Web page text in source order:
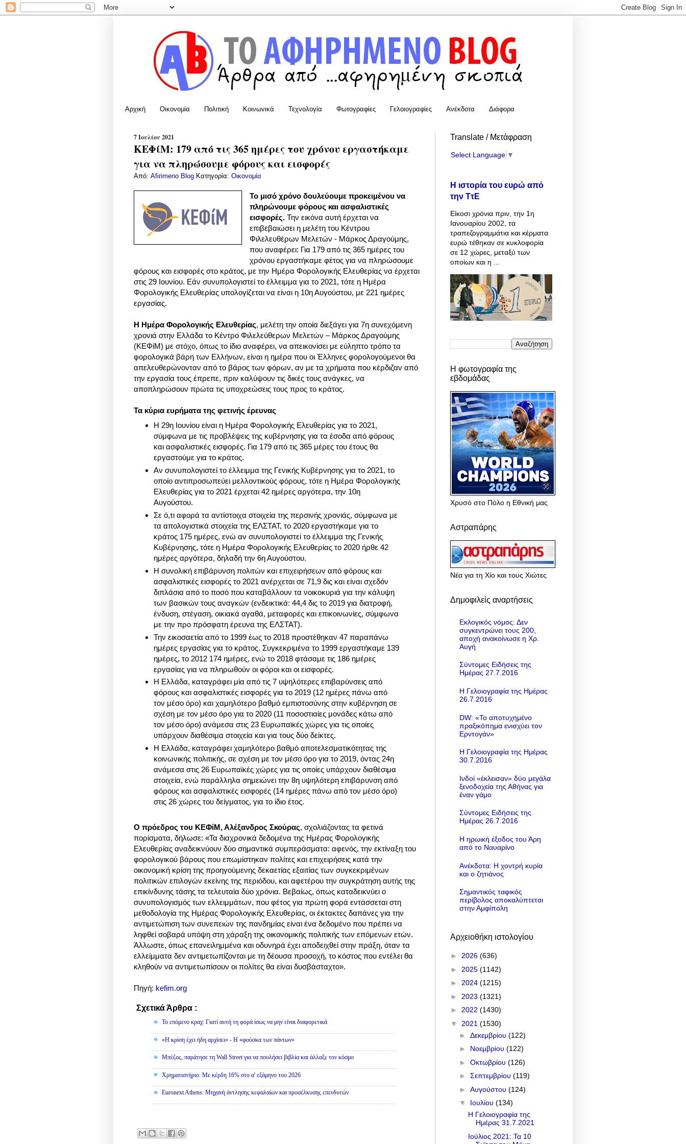
Αρχική Οικονομία Πολιτική Κοινωνικά Τεχνολογία Φωτογραφίες Γελοιογραφίες Ανέκδοτα Διάφορα
7 Ιουλίου 2021
ΚΕΦίΜ: 179 από τις 365 ημέρες του χρόνου εργαστήκαμε
για να πληρώσουμε φόρους και εισφορές
Από: Afirimeno Blog Κατηγορία: Οικονομία
Το μισό χρόνο δουλεύουμε προκειμένου να
πληρώνουμε φόρους και ασφαλιστικές
εισφορές.Την εικόνα αυτή έρχεται να
επιβεβαιώσει η μελέτη του Κέντρου
Φιλελευθέρων Μελετών - Μάρκος Δραγούμης,
που αναφέρει: Για 179 από τις 365 ημέρες του
χρόνου εργαστήκαμε φέτος για να πληρώσουμε
φόρους και εισφορές στο κράτος, με την Ημέρα Φορολογικής Ελευθερίας να έρχεται
στις 29 Ιουνίου. Εάν συνυπολογιστεί το έλλειμμα για το 2021, τότε η Ημέρα
Φορολογικής Ελευθερίας υπολογίζεται να είναι η 10η Αυγούστου, με 221 ημέρες
εργασίας.
Η Ημέρα Φορολογικής Ελευθερίας, μελέτη την οποία διεξάγει για 7η συνεχόμενη
χρονιά στην Ελλάδα το Κέντρο Φιλελεύθερων Μελετών – Μάρκος Δραγούμης
(ΚΕΦίΜ) με στόχο, όπως το ίδιο αναφέρει, να απεικονίσει με εύληπτο τρόπο τα
φορολογικά βάρη των Ελλήνων, είναι η ημέρα που οι Έλληνες φορολογούμενοι θα
απελευθερώνονταν από το βάρος των φόρων, αν με τα χρήματα που κέρδιζαν από
την εργασία τους έπρεπε, πριν καλύψουν τις δικές τους ανάγκες, να
αποπληρώσουν πρώτα τις υποχρεώσεις τους προς το κράτος.
Τα κύρια ευρήματα της φετινής έρευνας
Η 29η Ιουνίου είναι η Ημέρα Φορολογικής Ελευθερίας για το 2021,
σύμφωνα με τις προβλέψεις της κυβέρνησης για τα έσοδα από φόρους
και ασφαλιστικές εισφορές. Για 179 από τις 365 μέρες του έτους θα
εργαστούμε για το κράτος.
Αν συνυπολογιστεί το έλλειμμα της Γενικής Κυβέρνησης για το 2021, το
οποίο αντιπροσωπεύει μελλοντικούς φόρους, τότε η Ημέρα Φορολογικής
Ελευθερίας για το 2021 έρχεται 42 ημέρες αργότερα, την 10η
Αυγούστου.
Σε ό,τι αφορά τα αντίστοιχα στοιχεία της περσινής χρονιάς, σύμφωνα με
τα απολογιστικά στοιχεία της ΕΛΣΤΑΤ, το 2020 εργαστήκαμε για το
κράτος 175 ημέρες, ενώ αν συνυπολογιστεί το έλλειμμα της Γενικής
Κυβέρνησης, τότε η Ημέρα Φορολογικής Ελευθερίας το 2020 ήρθε 42
ημέρες αργότερα, δηλαδή την 6η Αυγούστου.
Η συνολική επιβάρυνση πολιτών και επιχειρήσεων από φόρους και
ασφαλιστικές εισφορές το 2021 ανέρχεται σε 71,9 δις και είναι σχεδόν
διπλάσια από το ποσό που καταβάλλουν τα νοικοκυριά για την κάλυψη
των βασικών τους αναγκών (ενδεικτικά: 44,4 δις το 2019 για διατροφή,
ένδυση, στέγαση, οικιακά αγαθά, μεταφορές και επικοινωνίες, σύμφωνα
με την προ πρόσφατη έρευνα της ΕΛΣΤΑΤ).
Την εικοσαετία από το 1999 έως το 2018 προστέθηκαν 47 παραπάνω
ημέρες εργασίας για το κράτος. Συγκεκριμένα το 1999 εργαστήκαμε 139
ημέρες, το 2012 174 ημέρες, ενώ το 2018 φτάσαμε τις 186 ημέρες
εργασίας για να πληρωθούν οι φόροι και οι εισφορές.
Η Ελλάδα, καταγράφει μία από τις 7 υψηλότερες επιβαρύνσεις από
φόρους και ασφαλιστικές εισφορές για το 2019 (12 ημέρες πάνω από
τον μέσο όρο) και χαμηλότερο βαθμό εμπιστοσύνης στην κυβέρνηση σε
σχέση με τον μέσο όρο για το 2020 (11 ποσοστιαίες μονάδες κάτω από
τον μέσο όρο) ανάμεσα στις 23 Ευρωπαϊκές χώρες για τις οποίες
υπάρχουν διαθέσιμα στοιχεία και για τους δύο δείκτες.
Η Ελλάδα, καταγράφει χαμηλότερο βαθμό αποτελεσματικότητας της
κοινωνικής πολιτικής, σε σχέση με τον μέσο όρο για το 2019, όντας 24η
ανάμεσα στις 26 Ευρωπαϊκές χώρες για τις οποίες υπάρχουν διαθέσιμα
στοιχεία, ενώ παράλληλα σημειώνει την 8η υψηλότερη επιβάρυνση από
φόρους και ασφαλιστικές εισφορές (14 ημέρες πάνω από τον μέσο όρο)
στις 26 χώρες του δείγματος, για το ίδιο έτος.
Ο πρόεδρος του ΚΕΦίΜ, Αλέξανδρος Σκούρας, σχολιάζοντας τα φετινά
πορίσματα, δήλωσε: «Τα διαχρονικά δεδομένα της Ημέρας Φορολογικής
Ελευθερίας αναδεικνύουν δύο σημαντικά συμπεράσματα: αφενός, την εκτίναξη του
φορολογικού βάρους που επωμίστηκαν πολίτες και επιχειρήσεις κατά την
οικονομική κρίση της προηγούμενης δεκαετίας εξαιτίας των συγκεκριμένων
πολιτικών επιλογών εκείνης της περιόδου, και αφετέρου την συγκράτηση αυτής της
επικίνδυνης τάσης τα τελευταία δύο χρόνια. Βεβαίως, όπως καταδεικνύει ο
συνυπολογισμός των ελλειμμάτων, που φέτος για πρώτη φορά εντάσσεται στη
μεθοδολογία της Ημέρας Φορολογικής Ελευθερίας, οι έκτακτες δαπάνες για την
αντιμετώπιση των συνεπειών της πανδημίας είναι ένα δεδομένο που πρέπει να
ληφθεί σοβαρά υπόψη στη χάραξη της οικονομικής πολιτικής των επόμενων ετών.
Άλλωστε, όπως επανειλημμένα και οδυνηρά έχει αποδειχθεί στην πράξη, όταν τα
ελλείμματα δεν αντιμετωπίζονται με τη δέουσα προσοχή, το κόστος που εντέλει θα
κληθούν να αντιμετωπίσουν οι πολίτες θα είναι δυσβάσταχτο».
Πηγή: kefim.org
Σχετικά Άρθρα :
To επόμενο κραχ: Γιατί αυτή τη φορά ίσως να μην είναι διαφορετικά
«Η κρίση έχει ήδη αρχίσει» - Η «φούσκα των πάντων»
Μπέζος, παράτησε τη Wall Street για να πουλήσει βιβλία και άλλαξε τον κόσμο
Χρηματιστήριο: Με κέρδη 16% στο α' εξάμηνο του 2026
Euronext Athens: Μηχανή άντλησης κεφαλαίων και προσέλκυσης επενδυτών
Translate / Μετάφραση
Select Language ▼
Η ιστορία του ευρώ από
την ΤτΕ
Είκοσι χρόνια πριν, την 1η
Ιανουαρίου 2002, τα
τραπεζογραμμάτια και κέρματα
ευρώ τέθηκαν σε κυκλοφορία
σε 12 χώρες, μεταξύ των
οποίων και η ...
Η φωτογραφία της
εβδομάδας
Χρυσό στο Πόλο η Εθνική μας
Αστραπάρης
Νέα για τη Χίο και τους Χιώτες
Δημοφιλείς αναρτήσεις
Εκλογικός νόμος: Δεν
συγκεντρώνει τους 200,
αποχή ανακοίνωσε η Χρ.
Αυγή
Σύντομες Ειδήσεις της
Ημέρας 27.7.2016
Η Γελοιογραφία της Ημέρας
26.7.2016
DW: «To αποτυχημένο
πραξικόπημα ενισχύει τον
Ερντογάν»
Η Γελοιογραφία της Ημέρας
30.7.2016
Ινδοί «έκλεισαν» δύο μεγάλα
ξενοδοχεία της Αθήνας για
έναν γάμο
Σύντομες Ειδήσεις της
Ημέρας 26.7.2016
Η ηρωική έξοδος του Άρη
από το Ναυαρίνο
Ανέκδοτα: Η χοντρή κυρία
και ο ζητιάνος
Σημαντικός ταφικός
περίβολος αποκαλύπτεται
στην Αμφίπολη
Αρχειοθήκη ιστολογίου
► 2026 (636)
► 2025 (1142)
► 2024 (1215)
► 2023 (1321)
► 2022 (1430)
▼ 2021 (1530)
► Δεκεμβρίου (122)
► Νοεμβρίου (122)
► Οκτωβρίου (126)
► Σεπτεμβρίου (119)
► Αυγούστου (124)
▼ Ιουλίου (134)
Η Γελοιογραφία της
Ημέρας 31.7.2021
Ιούλιος 2021: Τα 10